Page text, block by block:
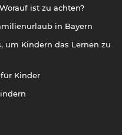
ist zu achten?
in Bayern
um Kindern das Lernen zu
Kinder